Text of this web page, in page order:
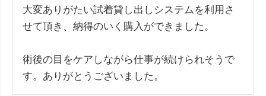
大変ありがたい試着貸し出しシステムを利用さ
せて頂き、納得のいく購入ができました。
術後の目をケアしながら仕事が続けられそうで
す。ありがとうございました。